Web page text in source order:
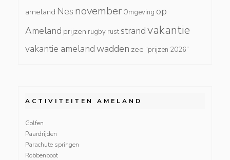
ameland Nes november Omgeving op
Ameland prijzen rugby ruststrandvakantie
vakantie amelandwadden zee “prijzen 2026”
ACTIVITEITEN AMELAND
Golfen
Paardrijden
Parachute springen
Robbenboot